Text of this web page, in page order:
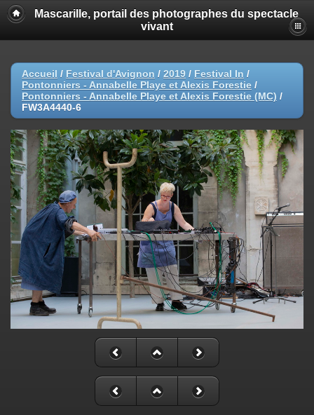
Mascarille, portail des photographes du spectacle
vivant
Accueil / Festival d'Avignon / 2019 / Festival In /
Pontonniers - Annabelle Playe et Alexis Forestie /
Pontonniers - Annabelle Playe et Alexis Forestie (MC) /
FW3A4440-6